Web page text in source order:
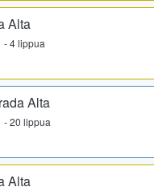
Alta
- 4 lippua
Alta
- 20 lippua
Alta